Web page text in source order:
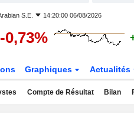
S.E. 14:20:00 06/08/2026
-0,73%
Graphiques Actualités
Compte de Résultat Bilan